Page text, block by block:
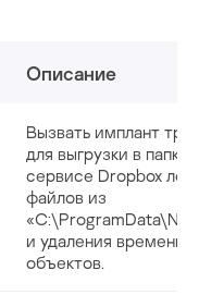
Описание
Вызвать имплант
для выгрузки в папку
сервисе Dropbox
файлов из
и удаления
объектов.